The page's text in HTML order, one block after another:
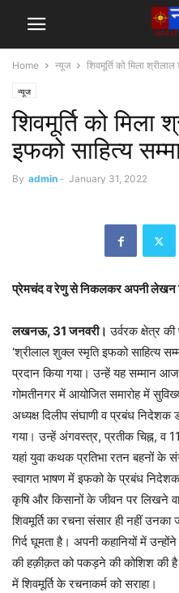
Home न्यूज शिवमूर्ति को मिला
न्यूज
शिवमूर्ति को मिला
इफको साहित्य
By admin - January 31, 2022
प्रेमचंद व रेणु से निकलकर अपनी लेखन
लखनऊ, 31 जनवरी। उर्वरक क्षेत्र
‘श्रीलाल शुक्ल स्मृति इफको साहित्य
प्रदान किया गया। उन्हें यह सम्मान
गोमतीनगर में आयोजित समारोह में
अध्यक्ष दिलीप संघाणी व प्रबंध निदेशक
गया। उन्हें अंगवस्त्र, प्रतीक चिह्न, व
यहां युवा कथक प्रतिभा रतन बहनों के
स्वागत भाषण में इफको के प्रबंध
कृषि और किसानों के जीवन पर लिखने
शिवमूर्ति का रचना संसार ही नहीं
गिर्द घूमता है। अपनी कहानियों में
की हक़ीक़त को पकड़ने की कोशिश की
में शिवमूर्ति के रचनाकर्म को सराहा।